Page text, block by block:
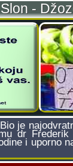
-
je
dr
i uporno